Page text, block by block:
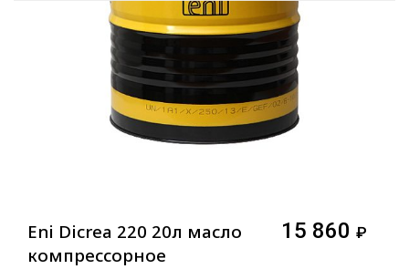
Eni Dicrea 220 20л масло
компрессорное
15 860 ₽